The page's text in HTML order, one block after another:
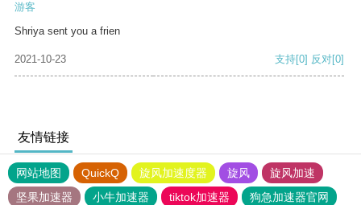
游客
Shriya sent you a frien
2021-10-23 支持[0] 反对[0]
友情链接
网站地图 QuickQ 旋风加速度器 旋风
旋风加速
坚果加速器
小牛加速器 tiktok加速器
狗急加速器官网